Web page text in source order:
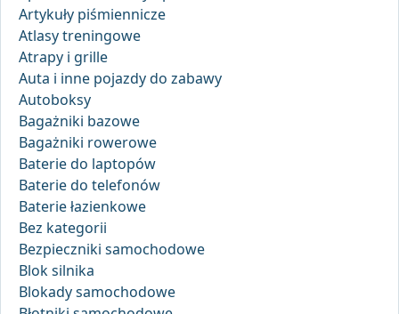
Artykuły piśmiennicze
Atlasy treningowe
Atrapy i grille
Auta i inne pojazdy do zabawy
Autoboksy
Bagażniki bazowe
Bagażniki rowerowe
Baterie do laptopów
Baterie do telefonów
Baterie łazienkowe
Bez kategorii
Bezpieczniki samochodowe
Blok silnika
Blokady samochodowe